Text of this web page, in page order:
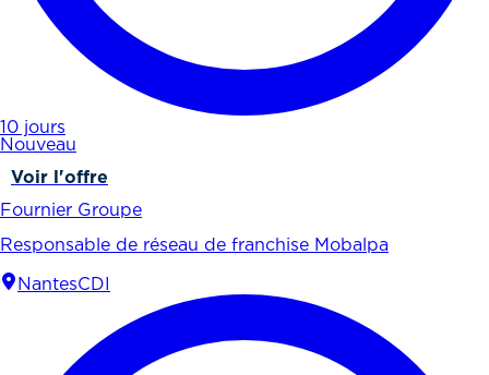
10 jours
Nouveau
Voir l'offre
Fournier Groupe
Responsable de réseau de franchise Mobalpa
NantesCDI